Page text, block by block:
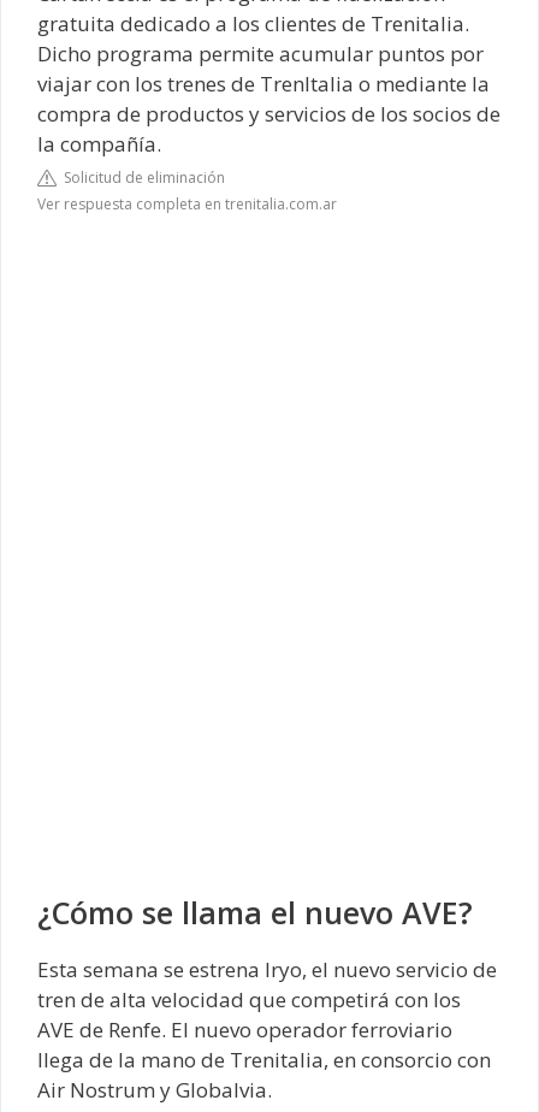
gratuita dedicado a los clientes de Trenitalia.
Dicho programa permite acumular puntos por
viajar con los trenes de TrenItalia o mediante la
compra de productos y servicios de los socios de
la compañía.
Solicitud de eliminación
Ver respuesta completa en trenitalia.com.ar
¿Cómo se llama el nuevo AVE?
Esta semana se estrena Iryo, el nuevo servicio de
tren de alta velocidad que competirá con los
AVE de Renfe. El nuevo operador ferroviario
llega de la mano de Trenitalia, en consorcio con
Air Nostrum y Globalvia.